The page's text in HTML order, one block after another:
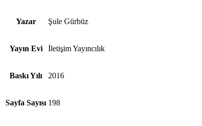
Yazar Şule Gürbüz
Yayın Evi İletişim Yayıncılık
Baskı Yılı 2016
Sayfa Sayısı 198